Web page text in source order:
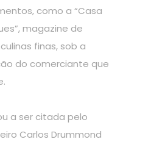
como a “Casa
magazine de
finas, sob a
do comerciante que
a ser citada pelo
Carlos Drummond